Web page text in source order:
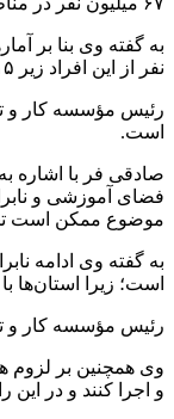
به گفته وی بنا بر آمارهای
نفر از این افراد زیر ۱۵ سال سن دارند که نشان‌دهنده تأثیر فقر بر خانواده و نسل است.
رئیس مؤسسه کار و
است.
صادقی فر با اشاره
فضای آموزشی و
موضوع ممکن است
به گفته وی ادامه
است؛ زیرا استان‌ها
رئیس مؤسسه کار و
وی همچنین بر لزوم
و اجرا کنند و در